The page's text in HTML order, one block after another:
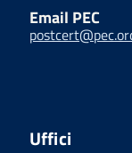
Email PEC
Uffici